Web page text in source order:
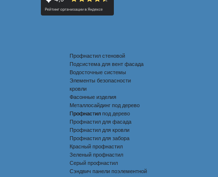
Профнастил стеновой
Подсистема для вент фасада
Водосточные системы
Элементы безопасности
кровли
Фасонные изделия
Металлосайдинг под дерево
Профнастил под дерево
Профнастил
Профнастил для фасада
Профнастил для кровли
Профнастил для забора
Красный профнастил
Зеленый профнастил
Серый профнастил
Сэндвич панели поэлементной